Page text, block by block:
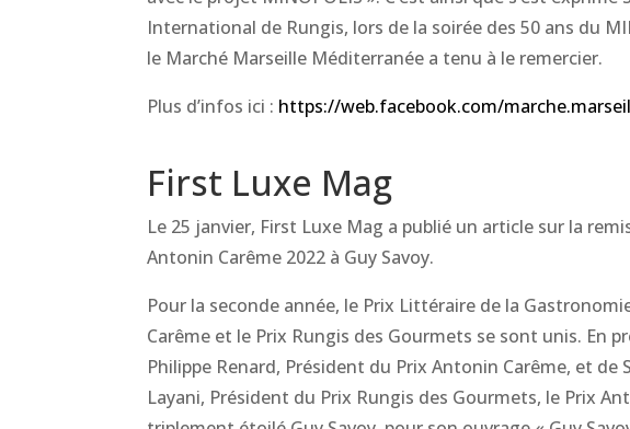
International de Rungis, lors de la soirée des 50 ans du
le Marché Marseille Méditerranée a tenu à le remercier.
Plus d’infos ici : https://web.facebook.com/
First Luxe Mag
Le 25 janvier, First Luxe Mag a publié un article sur la
Antonin Carême 2022 à Guy Savoy.
Pour la seconde année, le Prix Littéraire de la
Carême et le Prix Rungis des Gourmets se sont unis. En
Philippe Renard, Président du Prix Antonin Carême, et de
Layani, Président du Prix Rungis des Gourmets, le Prix